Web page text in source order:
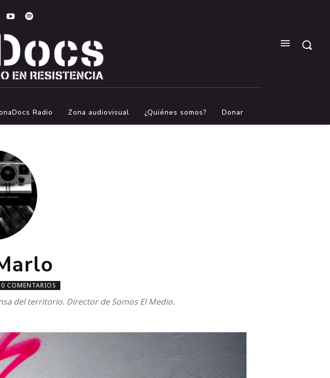
Radio Zona audiovisual ¿Quiénes somos? Donar
0 COMENTARIOS
del territorio. Director de Somos El Medio.